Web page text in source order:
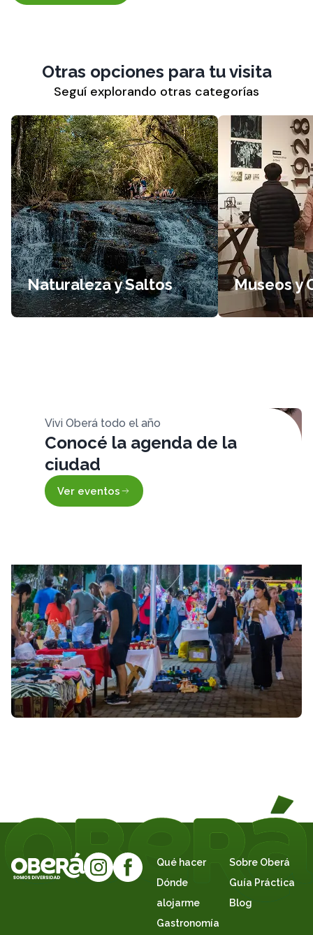
Otras opciones para tu visita
Seguí explorando otras categorías
Naturaleza y Saltos Museos y
Vivi Oberá todo el año
Conocé la agenda de la
ciudad
Ver eventos
Qué hacer
Dónde
alojarme
Gastronomía
Sobre Oberá
Guía Práctica
Blog